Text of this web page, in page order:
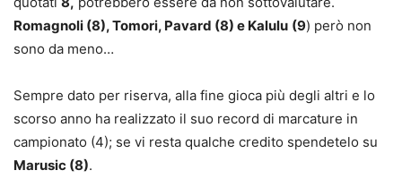
Romagnoli (8), Tomori, Pavard (8) e Kalulu (9) però non
sono da meno…
Sempre dato per riserva, alla fine gioca più degli altri e lo
scorso anno ha realizzato il suo record di marcature in
campionato (4); se vi resta qualche credito spendetelo su
Marusic (8).